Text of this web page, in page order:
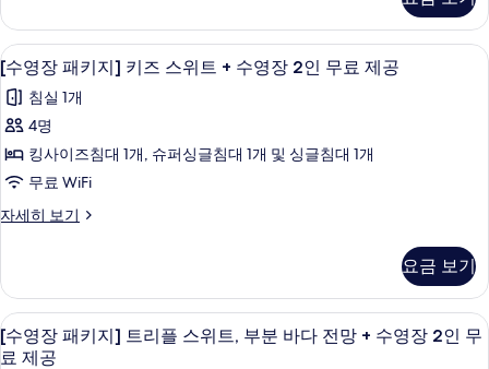
공
사
진
모
두
보
기
히
기
인
무
료
제
공
사
진
모
보
기
인
무
료
제
공
자
세
보
기
룸,
부
분
바
다
전
망
+
장
2
인
키
지]
쿼
드
룸,
부
바
다
망
장
2
인
무
[수
영
장
패
키
키
스
위
트
미니바, 암막 커튼, 방음 설비, 무료 WiFi
9
[수영장 패키지] 키즈 스위트 + 수영장 2인 무료 제공
침실 1개
4명
킹사이즈침대 1개, 슈퍼싱글침대 1개 및 싱글침대 1개
무료 WiFi
자세히 보기
[수
키
지]
키
즈
요금 보기
[수
영
미니바, 암막 커튼, 방음 설비, 무료 WiFi
8
[수영장 패키지] 트리플 스위트, 부분 바다 전망 + 수영장 2인 무
료 제공